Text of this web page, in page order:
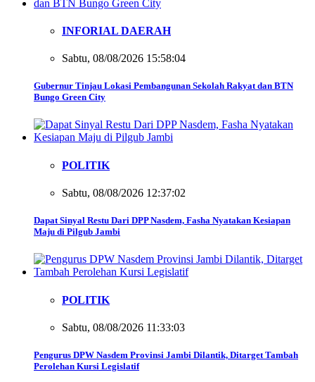
INFORIAL DAERAH
Sabtu, 08/08/2026 15:58:04
Gubernur Tinjau Lokasi Pembangunan Sekolah Rakyat dan BTN
Bungo Green City
POLITIK
Sabtu, 08/08/2026 12:37:02
Dapat Sinyal Restu Dari DPP Nasdem, Fasha Nyatakan Kesiapan
Maju di Pilgub Jambi
POLITIK
Sabtu, 08/08/2026 11:33:03
Pengurus DPW Nasdem Provinsi Jambi Dilantik, Ditarget Tambah
Perolehan Kursi Legislatif